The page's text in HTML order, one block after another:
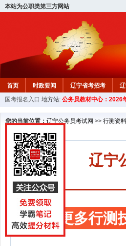
本站为公职类第三方网站
首页 时政要闻 辽宁省考招考
教材中心
国考报名入口 地方站: 公务员教材中心：2026
您的当前位置： 辽宁公务员考试网 >> 行测资料
辽宁
更多行